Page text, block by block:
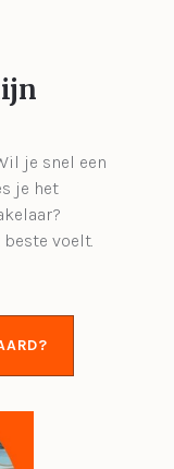
je snel een
je het
voelt.